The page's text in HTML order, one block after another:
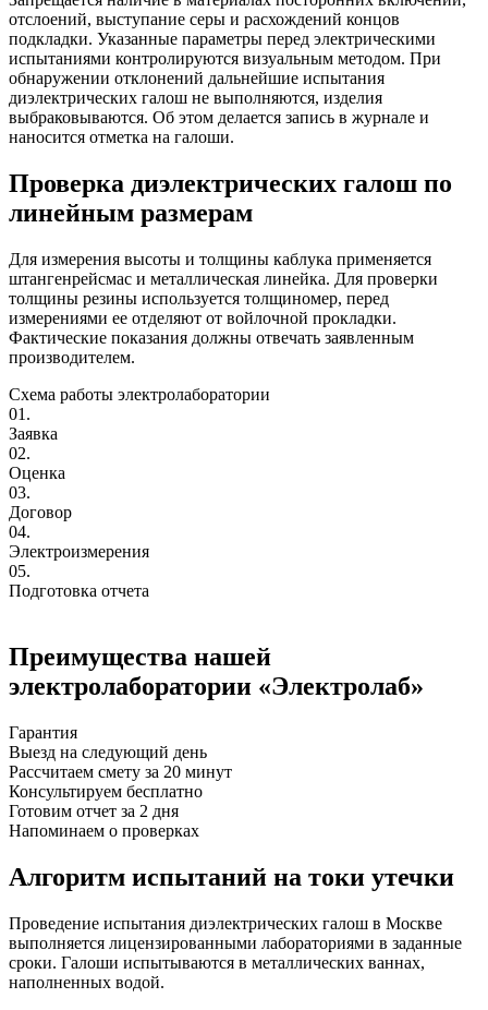
отслоений, выступание серы и расхождений концов
подкладки. Указанные параметры перед электрическими
испытаниями контролируются визуальным методом. При
обнаружении отклонений дальнейшие испытания
диэлектрических галош не выполняются, изделия
выбраковываются. Об этом делается запись в журнале и
наносится отметка на галоши.
Проверка диэлектрических галош по
линейным размерам
Для измерения высоты и толщины каблука применяется
штангенрейсмас и металлическая линейка. Для проверки
толщины резины используется толщиномер, перед
измерениями ее отделяют от войлочной прокладки.
Фактические показания должны отвечать заявленным
производителем.
Схема работы электролаборатории
01.
Заявка
02.
Оценка
03.
Договор
04.
Электроизмерения
05.
Подготовка отчета
Преимущества нашей
электролаборатории «Электролаб»
Гарантия
Выезд на следующий день
Рассчитаем смету за 20 минут
Консультируем бесплатно
Готовим отчет за 2 дня
Напоминаем о проверках
Алгоритм испытаний на токи утечки
Проведение испытания диэлектрических галош в Москве
выполняется лицензированными лабораториями в заданные
сроки. Галоши испытываются в металлических ваннах,
наполненных водой.